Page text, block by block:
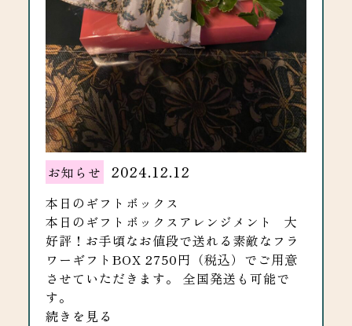
お知らせ 2024.12.12
本日のギフトボックス
本日のギフトボックスアレンジメント 大
好評！お手頃なお値段で送れる素敵なフラ
ワーギフトBOX 2750円（税込）でご用意
させていただきます。 全国発送も可能で
す。
続きを見る